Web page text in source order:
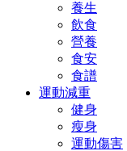
養生
飲食
營養
食安
食譜
運動減重
健身
瘦身
運動傷害